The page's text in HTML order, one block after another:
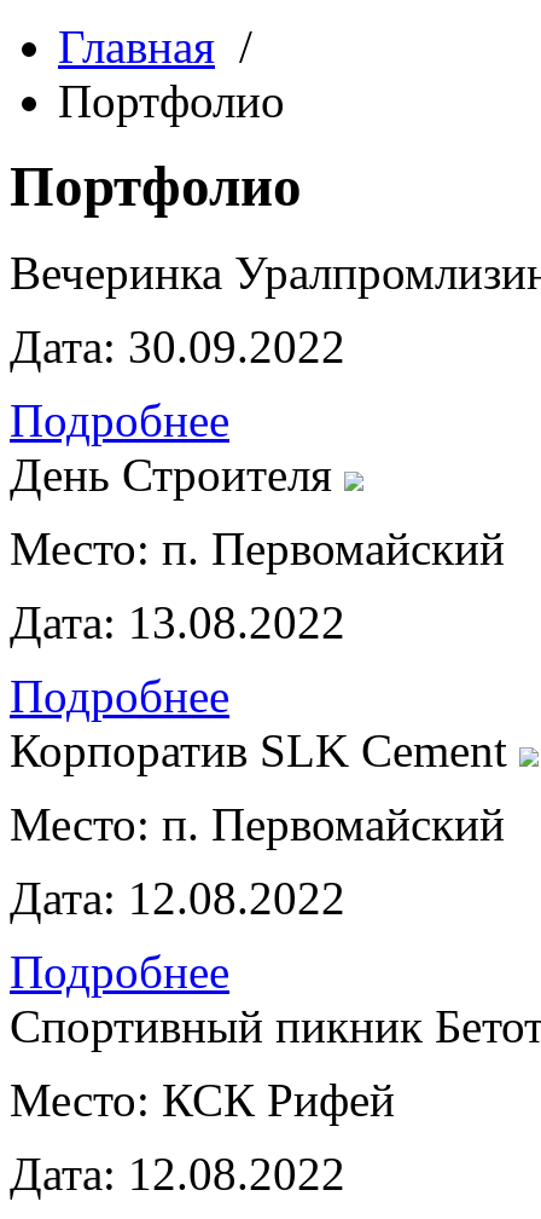
Главная /
Портфолио
Портфолио
Вечеринка
Дата: 30.09.2022
Подробнее
День Строителя
Место: п. Первомайский
Дата: 13.08.2022
Подробнее
Корпоратив SLK Cement
Место: п. Первомайский
Дата: 12.08.2022
Подробнее
Спортивный пикник
Место: КСК Рифей
Дата: 12.08.2022